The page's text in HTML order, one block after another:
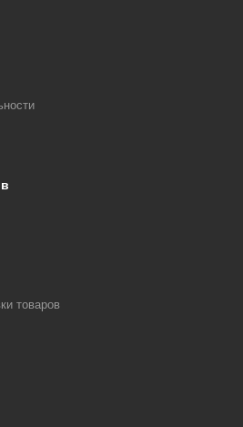
товаров